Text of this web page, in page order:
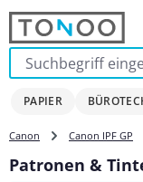
Zum Hauptinhalt
PAPIER
Canon Canon IPF GP
Patronen &